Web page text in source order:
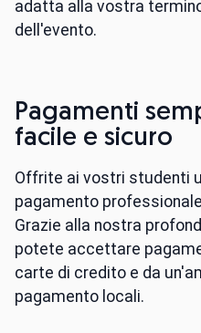
adatta alla vostra
dell'evento.
Pagamenti
facile e sicuro
Offrite ai vostri studenti
pagamento
Grazie alla nostra
potete accettare
carte di credito e da
pagamento locali.